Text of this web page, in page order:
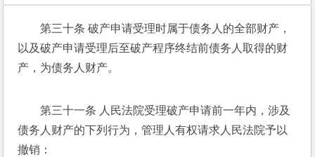
第三十条 破产申请受理时属于债务人的全部财产，
以及破产申请受理后至破产程序终结前债务人取得的财
产，为债务人财产。
第三十一条 人民法院受理破产申请前一年内，涉及
债务人财产的下列行为，管理人有权请求人民法院予以
撤销：